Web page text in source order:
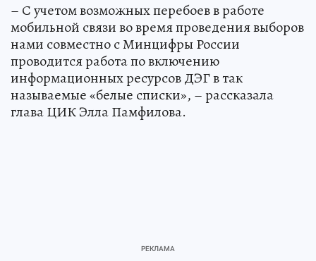
– С учетом возможных перебоев в работе
мобильной связи во время проведения выборов
нами совместно с Минцифры России
проводится работа по включению
информационных ресурсов ДЭГ в так
называемые «белые списки», – рассказала
глава ЦИК Элла Памфилова.